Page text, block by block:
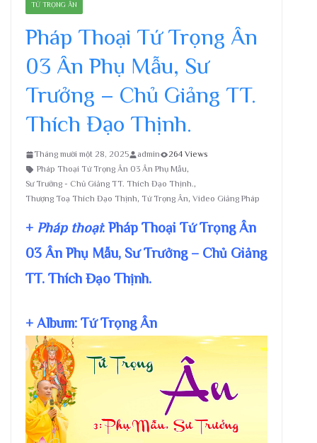
TỨ TRỌNG ÂN
Pháp Thoại Tứ Trọng Ân
03 Ân Phụ Mẫu, Sư
Trưởng – Chủ Giảng TT.
Thích Đạo Thịnh.
Tháng mười một 28, 2025 admin
264 Views
Pháp Thoại Tứ Trọng Ân 03 Ân Phụ Mẫu,
Sư Trưởng - Chủ Giảng TT. Thích Đạo Thịnh.,
Thượng Toạ Thích Đạo Thịnh, Tứ Trọng Ân, Video Giảng Pháp
+ Pháp thoại: Pháp Thoại Tứ Trọng Ân
03 Ân Phụ Mẫu, Sư Trưởng – Chủ Giảng
TT. Thích Đạo Thịnh.
+ Album: Tứ Trọng Ân